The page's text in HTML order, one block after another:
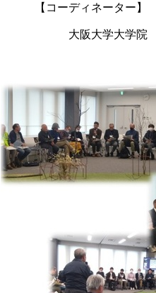
【コーディネーター】
大阪大学大学院 畑中